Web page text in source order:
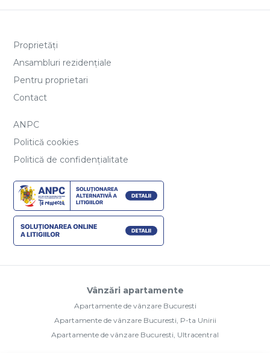
Proprietăți
Ansambluri rezidențiale
Pentru proprietari
Contact
ANPC
Politică cookies
Politică de confidențialitate
Vânzări apartamente
Apartamente de vânzare Bucuresti
Apartamente de vânzare Bucuresti, P-ta Unirii
Apartamente de vânzare Bucuresti, Ultracentral